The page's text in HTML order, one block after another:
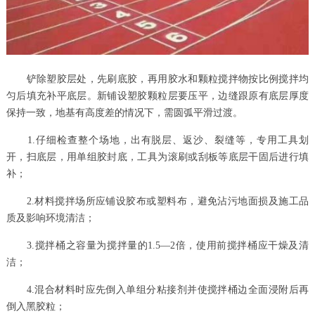
铲除塑胶层处，先刷底胶，再用胶水和颗粒搅拌物按比例搅拌均
匀后填充补平底层。新铺设塑胶颗粒层要压平，边缝跟原有底层厚度
保持一致，地基有高度差的情况下，需圆弧平滑过渡。
1.仔细检查整个场地，出有脱层、返沙、裂缝等，专用工具划
开，扫底层，用单组胶封底，工具为滚刷或刮板等底层干固后进行填
补；
2.材料搅拌场所应铺设胶布或塑料布，避免沾污地面损及施工品
质及影响环境清洁；
3.搅拌桶之容量为搅拌量的1.5—2倍，使用前搅拌桶应干燥及清
洁；
4.混合材料时应先倒入单组分粘接剂并使搅拌桶边全面浸附后再
倒入黑胶粒；